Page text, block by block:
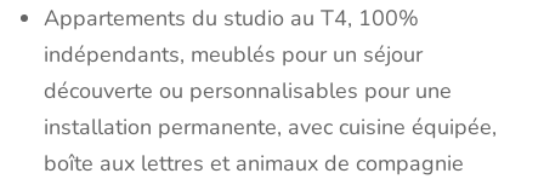
Appartements du studio au T4, 100%
indépendants, meublés pour un séjour
découverte ou personnalisables pour une
installation permanente, avec cuisine équipée,
boîte aux lettres et animaux de compagnie